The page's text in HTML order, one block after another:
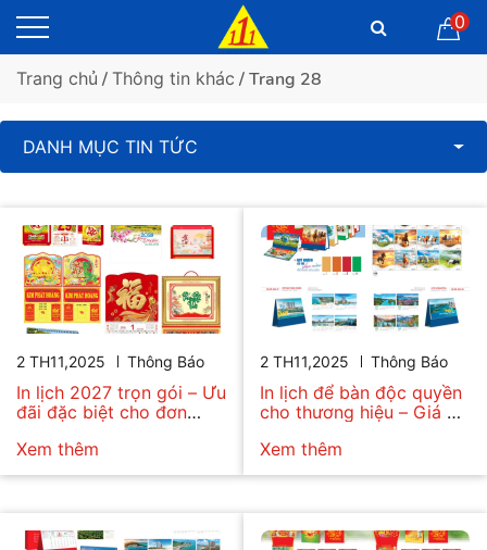
0
Trang chủ / Thông tin khác / Trang 28
DANH MỤC TIN TỨC
2 TH11,2025 Thông Báo
In lịch 2027 trọn gói – Ưu
đãi đặc biệt cho đơn
Xem thêm
2 TH11,2025 Thông Báo
In lịch để bàn độc quyền
cho thương hiệu – Giá ưu
Xem thêm